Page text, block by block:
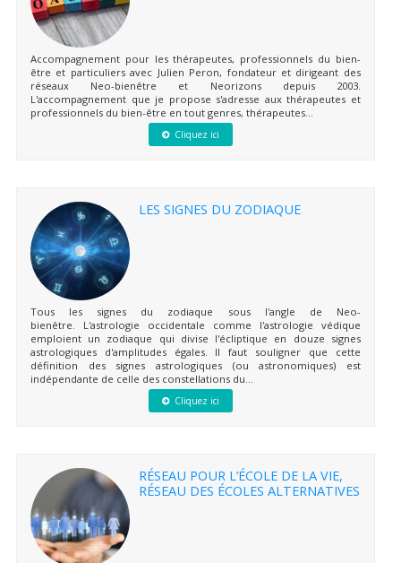
Accompagnement pour les thérapeutes, professionnels du bien-
être et particuliers avec Julien Peron, fondateur et dirigeant des
réseaux Neo-bienêtre et Neorizons depuis 2003.
L'accompagnement que je propose s'adresse aux thérapeutes et
professionnels du bien-être en tout genres, thérapeutes...
Cliquez ici
LES SIGNES DU ZODIAQUE
Tous les signes du zodiaque sous l'angle de Neo-
bienêtre. L'astrologie occidentale comme l'astrologie védique
emploient un zodiaque qui divise l'écliptique en douze signes
astrologiques d'amplitudes égales. Il faut souligner que cette
définition des signes astrologiques (ou astronomiques) est
indépendante de celle des constellations du...
Cliquez ici
RÉSEAU POUR L’ÉCOLE DE LA VIE,
RÉSEAU DES ÉCOLES ALTERNATIVES